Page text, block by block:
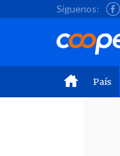
Síguenos:
País